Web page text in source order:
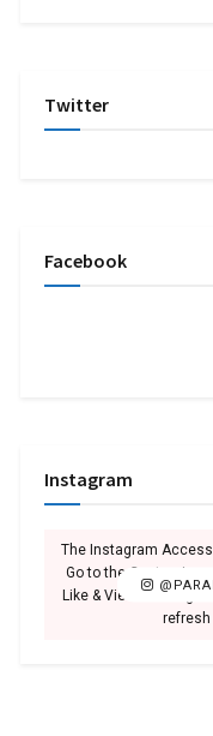
Twitter
Facebook
Instagram
The Instagram
Go to the Customizer
Like & View >
refresh